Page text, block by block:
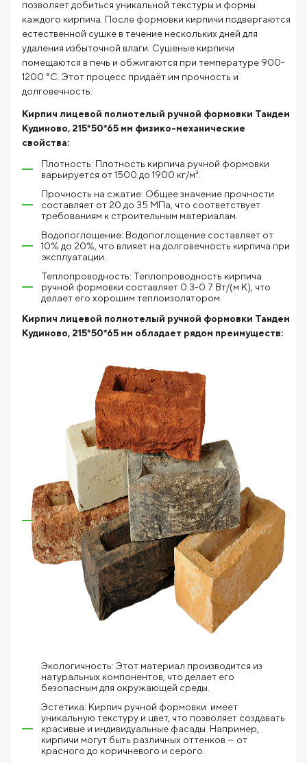
позволяет добиться уникальной текстуры и формы
каждого кирпича. После формовки кирпичи подвергаются
естественной сушке в течение нескольких дней для
удаления избыточной влаги. Сушеные кирпичи
помещаются в печь и обжигаются при температуре 900-
1200 °C. Этот процесс придаёт им прочность и
долговечность.
Кирпич лицевой полнотелый ручной формовки Тандем
Кудиново, 215*50*65 мм физико-механические
свойства:
Плотность: Плотность кирпича ручной формовки
варьируется от 1500 до 1900 кг/м³.
Прочность на сжатие: Общее значение прочности
составляет от 20 до 35 МПа, что соответствует
требованиям к строительным материалам.
Водопоглощение: Водопоглощение составляет от
10% до 20%, что влияет на долговечность кирпича при
эксплуатации.
Теплопроводность: Теплопроводность кирпича
ручной формовки составляет 0.3-0.7 Вт/(м·К), что
делает его хорошим теплоизолятором.
Кирпич лицевой полнотелый ручной формовки Тандем
Кудиново, 215*50*65 мм обладает рядом преимуществ:
Экологичность: Этот материал производится из
натуральных компонентов, что делает его
безопасным для окружающей среды.
Эстетика: Кирпич ручной формовки имеет
уникальную текстуру и цвет, что позволяет создавать
красивые и индивидуальные фасады. Например,
кирпичи могут быть различных оттенков — от
красного до коричневого и серого.